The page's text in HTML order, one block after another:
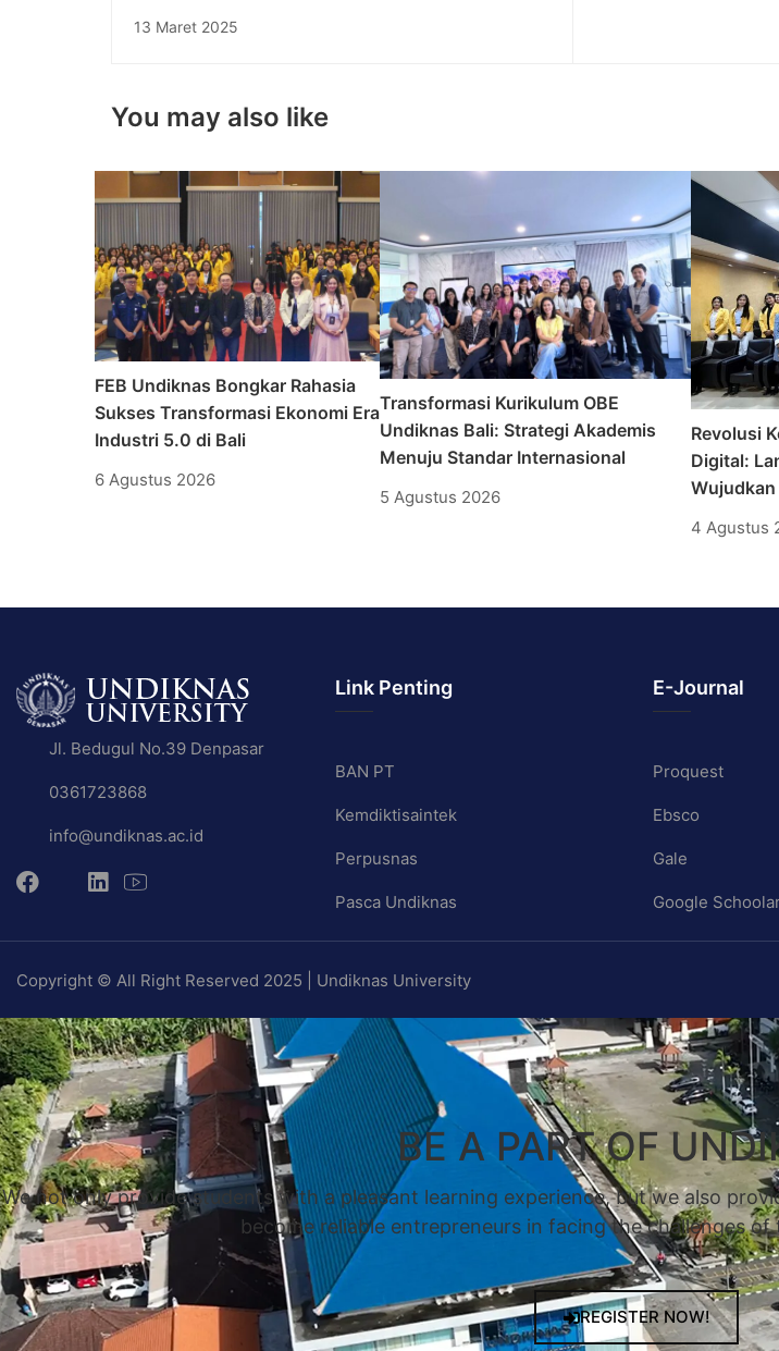
13 Maret 2025
You may also like
FEB Undiknas Bongkar Rahasia
Sukses Transformasi Ekonomi Era
Industri 5.0 di Bali
6 Agustus 2026
Transformasi Kurikulum OBE
Undiknas Bali: Strategi Akademis
Menuju Standar Internasional
5 Agustus 2026
Revolusi
Digital:
4 Agustus
Jl. Bedugul No.39 Denpasar
0361723868
info@undiknas.ac.id
Link Penting
BAN PT
Kemdiktisaintek
Perpusnas
Pasca Undiknas
E-Journal
Proquest
Ebsco
Gale
Google
Copyright © All Right Reserved 2025 | Undiknas University
BE A PART OF
We not only provide students with a pleasant learning experience, but we also
become reliable entrepreneurs in facing the challenges
REGISTER NOW!